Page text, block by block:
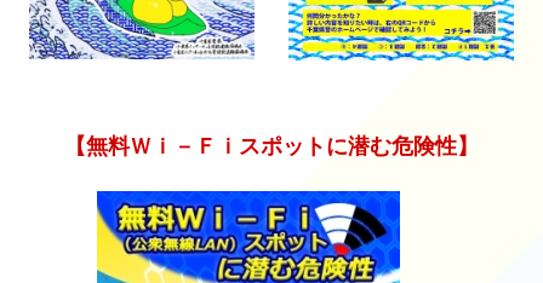
【無料Ｗｉ－Ｆｉスポットに潜む危険性】